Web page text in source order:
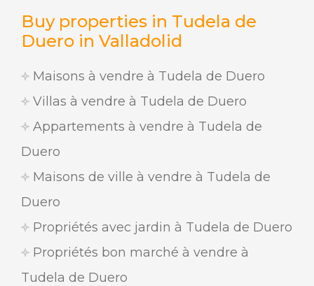
Buy properties in Tudela de
Duero in Valladolid
Maisons à vendre à Tudela de Duero
Villas à vendre à Tudela de Duero
Appartements à vendre à Tudela de
Duero
Maisons de ville à vendre à Tudela de
Duero
Propriétés avec jardin à Tudela de Duero
Propriétés bon marché à vendre à
Tudela de Duero